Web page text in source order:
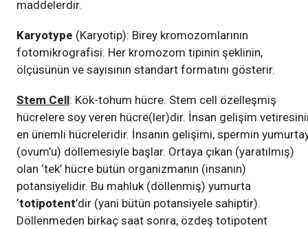
maddelerdir.
Karyotype (Karyotip): Birey kromozomlarının
fotomikrografisi. Her kromozom tipinin şeklinin,
ölçüsünün ve sayısının standart formatını gösterir.
Stem Cell: Kök-tohum hücre. Stem cell özelleşmiş
hücrelere soy veren hücre(ler)dir. İnsan gelişim
en ünemli hücreleridir. İnsanın gelişimi, spermin
(ovum’u) döllemesiyle başlar. Ortaya çıkan (yaratılmış)
olan ‘tek’ hücre bütün organizmanın (insanın)
potansiyelidir. Bu mahluk (döllenmiş) yumurta
‘totipotent’dir (yani bütün potansiyele sahiptir).
Döllenmeden birkaç saat sonra, özdeş totipotent